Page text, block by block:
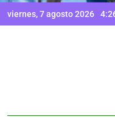
viernes, 7 agosto 2026